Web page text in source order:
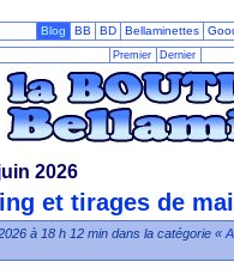
Blog BB BD Bellaminettes
Premier Dernier
2026
et tirages de
à 18 h 12 min dans la catégorie «